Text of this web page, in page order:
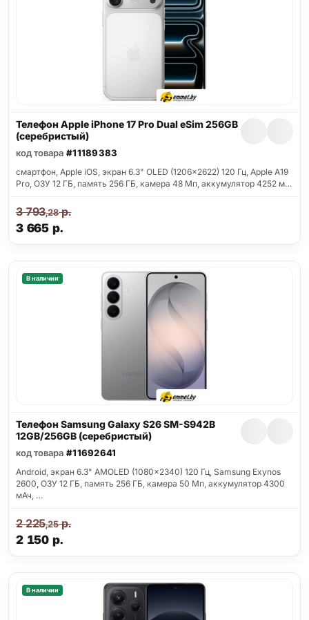
Телефон Apple iPhone 17 Pro Dual eSim 256GB
(серебристый)
код товара #11189383
смартфон, Apple iOS, экран 6.3" OLED (1206x2622) 120 Гц, Apple A19
Pro, ОЗУ 12 ГБ, память 256 ГБ, камера 48 Мп, аккумулятор 4252 м…
3 665 р.
3 793,28р.
В наличии
Телефон Samsung Galaxy S26 SM-S942B
12GB/256GB (серебристый)
код товара #11692641
Android, экран 6.3" AMOLED (1080x2340) 120 Гц, Samsung Exynos
2600, ОЗУ 12 ГБ, память 256 ГБ, камера 50 Мп, аккумулятор 4300
мАч, …
2 150 р.
2 225,25р.
В наличии